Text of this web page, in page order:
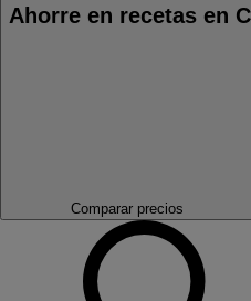
Ahorre en recetas en
Comparar precios